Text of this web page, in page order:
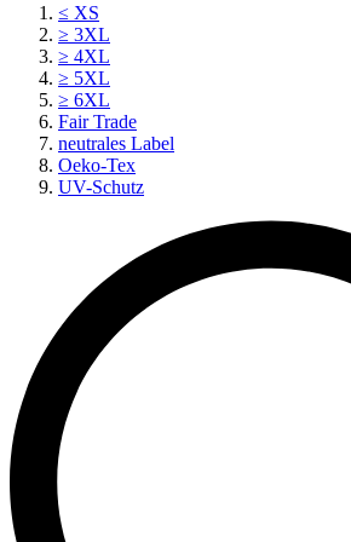
≤ XS
≥ 3XL
≥ 4XL
≥ 5XL
≥ 6XL
Fair Trade
neutrales Label
Oeko-Tex
UV-Schutz